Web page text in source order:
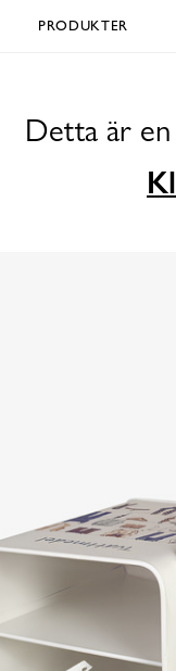
PRODUKTER
Detta är